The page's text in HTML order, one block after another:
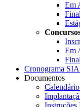
Em
Em
Cronograma
Documentos